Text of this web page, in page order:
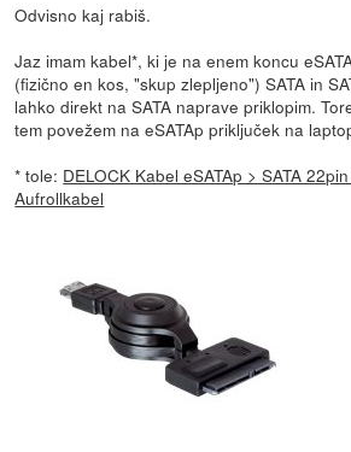
Odvisno kaj rabiš.
Jaz imam kabel*, ki je na enem koncu
(fizično en kos, "skup zlepljeno") SATA in
lahko direkt na SATA naprave priklopim.
tem povežem na eSATAp priključek na
* tole: DELOCK Kabel eSATAp > SATA
Aufrollkabel